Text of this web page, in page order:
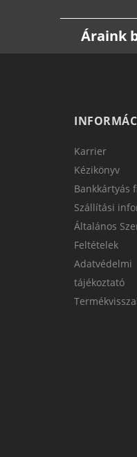
Áraink
Karrier
Kézikönyv
Bankkártyás
Szállítási
Általános
Feltételek
Adatvédelmi
tájékoztató